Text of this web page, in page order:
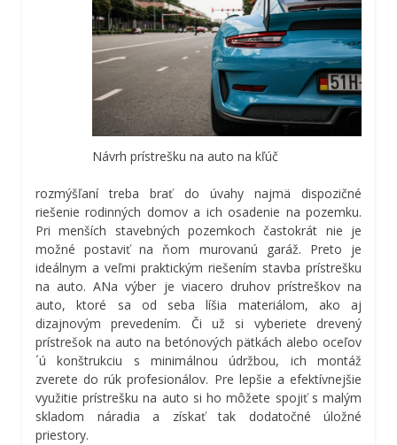
Návrh prístrešku na auto na kľúč
rozmýšľaní treba brať do úvahy najmä dispozičné
riešenie rodinných domov a ich osadenie na pozemku.
Pri menších stavebných pozemkoch častokrát nie je
možné postaviť na ňom murovanú garáž. Preto je
ideálnym a veľmi praktickým riešením stavba prístrešku
na auto. ANa výber je viacero druhov prístreškov na
auto, ktoré sa od seba líšia materiálom, ako aj
dizajnovým prevedením. Či už si vyberiete drevený
prístrešok na auto na betónových pätkách alebo oceľov
´ú konštrukciu s minimálnou údržbou, ich montáž
zverete do rúk profesionálov. Pre lepšie a efektívnejšie
využitie prístrešku na auto si ho môžete spojiť s malým
skladom náradia a získať tak dodatočné úložné
priestory.